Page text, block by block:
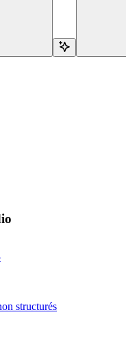
structurés